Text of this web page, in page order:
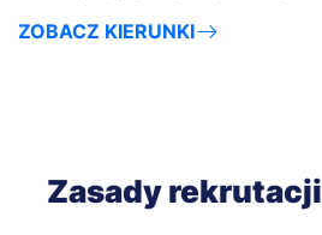
ZOBACZ KIERUNKI
Zasady rekrutacji